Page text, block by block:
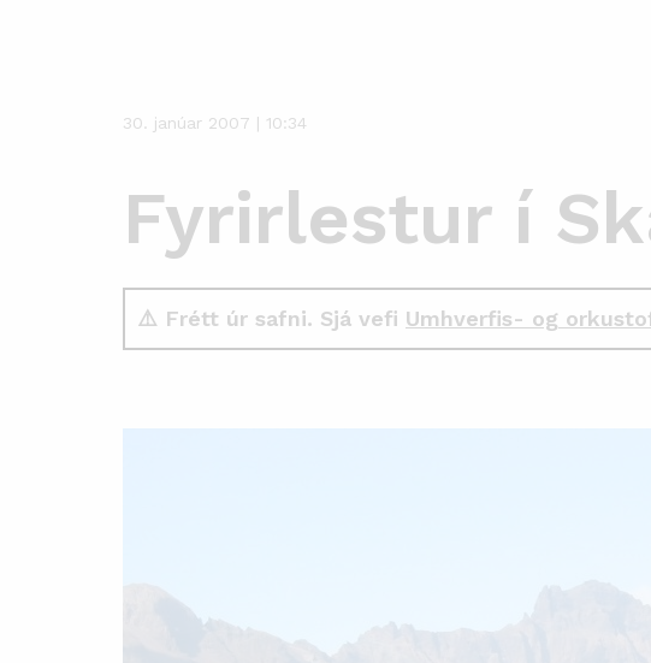
30. janúar 2007 | 10:34
Fyrirlestur í
⚠️ Frétt úr safni. Sjá vefi Umhverfis- og